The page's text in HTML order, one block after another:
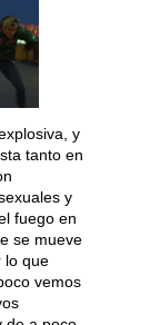
y
tanto en
y
fuego en
se mueve
lo que
vemos